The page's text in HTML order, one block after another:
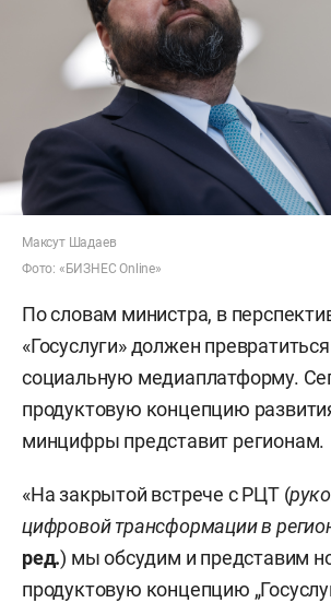
Максут Шадаев
Фото: «БИЗНЕС Online»
По словам министра, в
«Госуслуги» должен
социальную медиаплатформу.
продуктовую концепцию
минцифры представит регионам.
«На закрытой встрече с РЦТ (
цифровой трансформации в
ред.) мы обсудим и представим
продуктовую концепцию